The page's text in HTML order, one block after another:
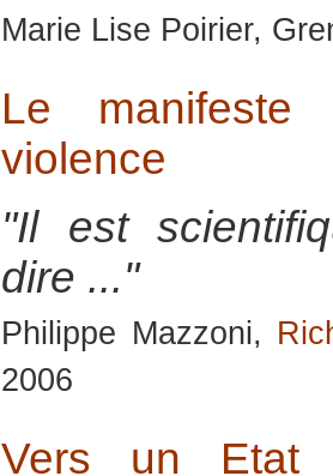
Marie Lise Poirier,
Le
violence
"Il est
dire ..."
Philippe Mazzoni,
2006
Vers un Etat :